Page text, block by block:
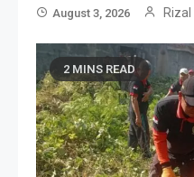
August 3, 2026 Rizal
2 MINS READ